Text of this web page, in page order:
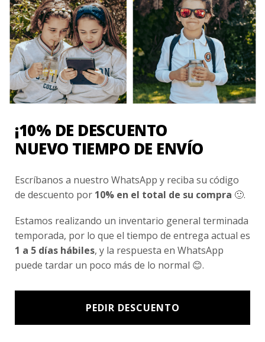
Cambios y Devoluciones
¿Cómo Medirme?
Conocenos
Nosotros
Inversionistas
Blog
Newsletter signup
Subscríbete a nuestro Newsletter y obtén ofertas exclusivas y
novedades directamente en tu e-mail.
¡10% DE DESCUENTO
NUEVO TIEMPO DE ENVÍO
Escríbanos a nuestro WhatsApp y reciba su código
de descuento por 10% en el total de su compra 🙂.
Estamos realizando un inventario general terminada
temporada, por lo que el tiempo de entrega actual es
1 a 5 días hábiles, y la respuesta en WhatsApp
puede tardar un poco más de lo normal 😊.
PEDIR DESCUENTO